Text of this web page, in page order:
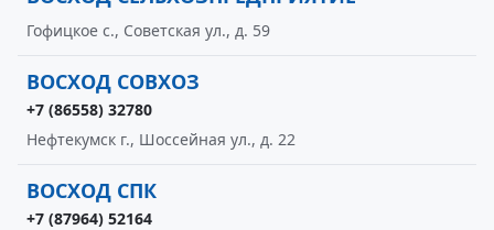
Гофицкое с., Советская ул., д. 59
ВОСХОД СОВХОЗ
+7 (86558) 32780
Нефтекумск г., Шоссейная ул., д. 22
ВОСХОД СПК
+7 (87964) 52164